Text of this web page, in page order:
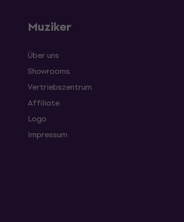
Muziker
Über uns
Showrooms
Vertriebszentrum
Affiliate
Logo
Impressum